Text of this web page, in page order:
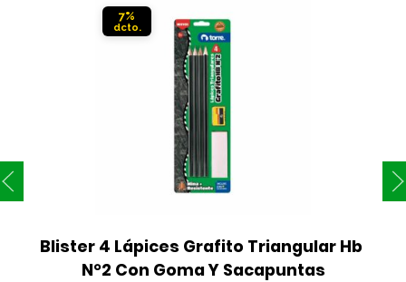
7%
Blister 4 Lápices Grafito Triangular Hb
N°2 Con Goma Y Sacapuntas